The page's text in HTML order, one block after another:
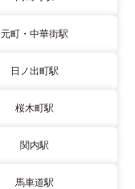
元町・中華街駅
日ノ出町駅
桜木町駅
関内駅
馬車道駅